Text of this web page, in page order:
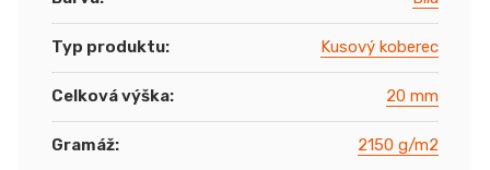
Typ produktu: Kusový koberec
Celková výška: 20 mm
Gramáž: 2150 g/m2